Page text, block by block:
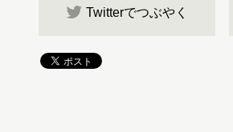
Twitterでつぶやく